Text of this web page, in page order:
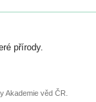
přírody.
Akademie věd ČR.